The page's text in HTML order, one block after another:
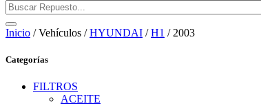
Inicio / Vehículos /HYUNDAI /H1 / 2003
Categorías
FILTROS
ACEITE